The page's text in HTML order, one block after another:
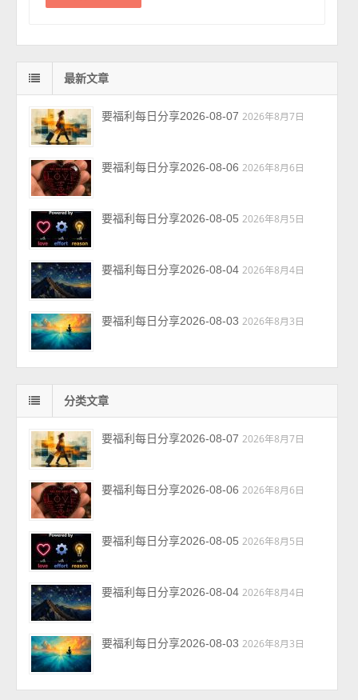
最新文章
要福利每日分享2026-08-07 2026年8月7日
要福利每日分享2026-08-06 2026年8月6日
要福利每日分享2026-08-05 2026年8月5日
要福利每日分享2026-08-04 2026年8月4日
要福利每日分享2026-08-03 2026年8月3日
分类文章
要福利每日分享2026-08-07 2026年8月7日
要福利每日分享2026-08-06 2026年8月6日
要福利每日分享2026-08-05 2026年8月5日
要福利每日分享2026-08-04 2026年8月4日
要福利每日分享2026-08-03 2026年8月3日